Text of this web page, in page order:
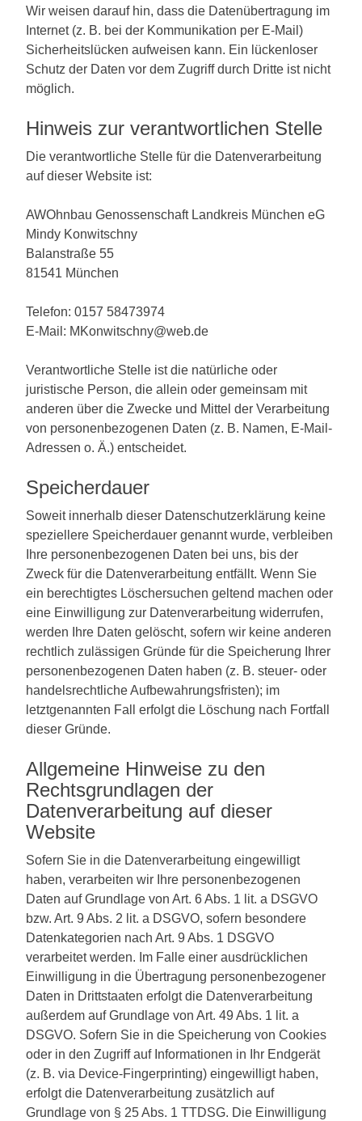
Wir weisen darauf hin, dass die Datenübertragung im
Internet (z. B. bei der Kommunikation per E-Mail)
Sicherheitslücken aufweisen kann. Ein lückenloser
Schutz der Daten vor dem Zugriff durch Dritte ist nicht
möglich.
Hinweis zur verantwortlichen Stelle
Die verantwortliche Stelle für die Datenverarbeitung
auf dieser Website ist:
AWOhnbau Genossenschaft Landkreis München eG
Mindy Konwitschny
Balanstraße 55
81541 München
Telefon: 0157 58473974
E-Mail: MKonwitschny@web.de
Verantwortliche Stelle ist die natürliche oder
juristische Person, die allein oder gemeinsam mit
anderen über die Zwecke und Mittel der Verarbeitung
von personenbezogenen Daten (z. B. Namen, E-Mail-
Adressen o. Ä.) entscheidet.
Speicherdauer
Soweit innerhalb dieser Datenschutzerklärung keine
speziellere Speicherdauer genannt wurde, verbleiben
Ihre personenbezogenen Daten bei uns, bis der
Zweck für die Datenverarbeitung entfällt. Wenn Sie
ein berechtigtes Löschersuchen geltend machen oder
eine Einwilligung zur Datenverarbeitung widerrufen,
werden Ihre Daten gelöscht, sofern wir keine anderen
rechtlich zulässigen Gründe für die Speicherung Ihrer
personenbezogenen Daten haben (z. B. steuer- oder
handelsrechtliche Aufbewahrungsfristen); im
letztgenannten Fall erfolgt die Löschung nach Fortfall
dieser Gründe.
Allgemeine Hinweise zu den
Rechtsgrundlagen der
Datenverarbeitung auf dieser
Website
Sofern Sie in die Datenverarbeitung eingewilligt
haben, verarbeiten wir Ihre personenbezogenen
Daten auf Grundlage von Art. 6 Abs. 1 lit. a DSGVO
bzw. Art. 9 Abs. 2 lit. a DSGVO, sofern besondere
Datenkategorien nach Art. 9 Abs. 1 DSGVO
verarbeitet werden. Im Falle einer ausdrücklichen
Einwilligung in die Übertragung personenbezogener
Daten in Drittstaaten erfolgt die Datenverarbeitung
außerdem auf Grundlage von Art. 49 Abs. 1 lit. a
DSGVO. Sofern Sie in die Speicherung von Cookies
oder in den Zugriff auf Informationen in Ihr Endgerät
(z. B. via Device-Fingerprinting) eingewilligt haben,
erfolgt die Datenverarbeitung zusätzlich auf
Grundlage von § 25 Abs. 1 TTDSG. Die Einwilligung